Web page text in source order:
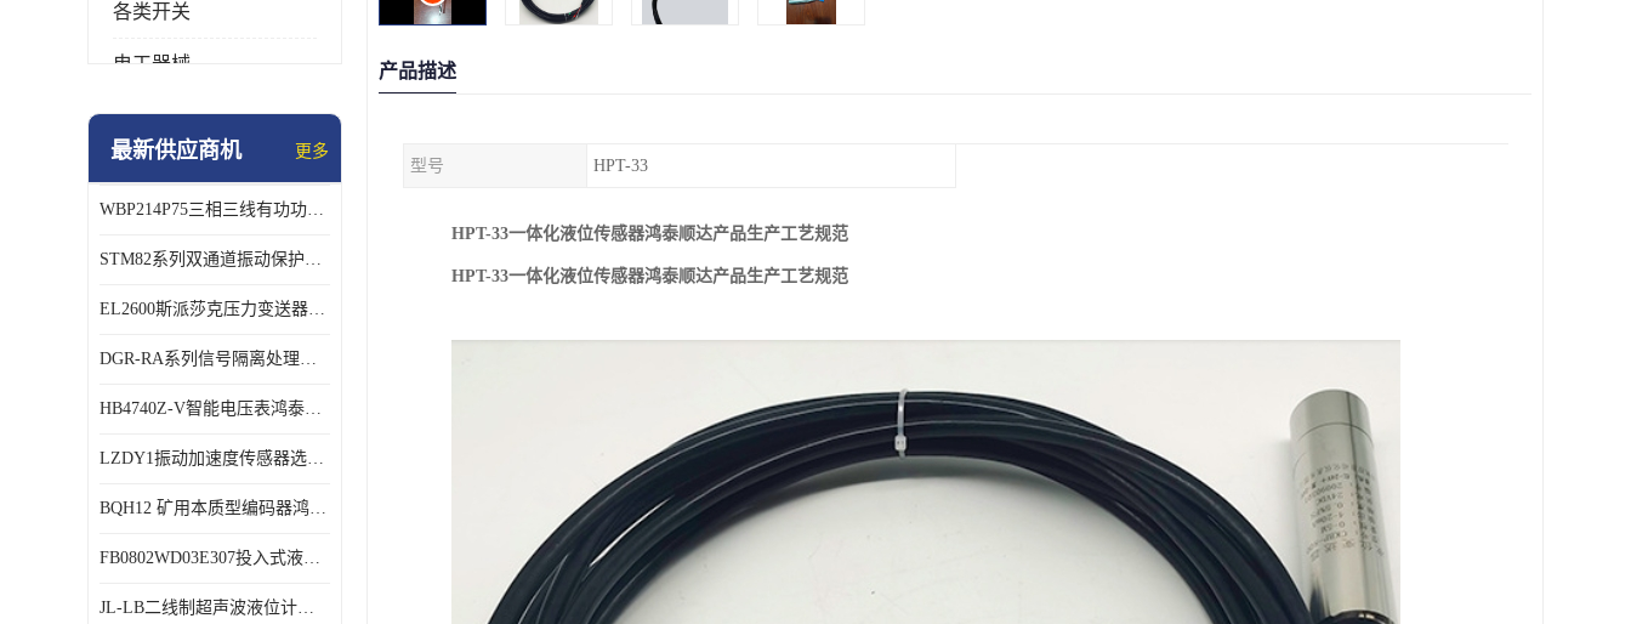
各类开关
电工器械
模块化产品
特殊用处传感器
特殊用途变送器
最新供应商机 更多
WBP214P75三相三线有功功率传感器鸿泰顺达产品稳定性好
STM82系列双通道振动保护表鸿泰产品技术规格
EL2600斯派莎克压力变送器技术规格
DGR-RA系列信号隔离处理器鸿泰产品技术规格
HB4740Z-V智能电压表鸿泰产品外形美观大方
LZDY1振动加速度传感器选型资料
BQH12 矿用本质型编码器鸿泰产品实物展示
FB0802WD03E307投入式液位计鸿泰产品选型参数
JL-LB二线制超声波液位计鸿泰产品外形美观大方
产品描述
型号 HPT-33
HPT-33一体化液位传感器鸿泰顺达产品生产工艺规范
HPT-33一体化液位传感器鸿泰顺达产品生产工艺规范